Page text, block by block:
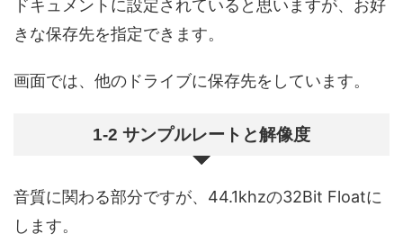
ドキュメントに設定されていると思いますが、お好
きな保存先を指定できます。
画面では、他のドライブに保存先をしています。
1-2 サンプルレートと解像度
音質に関わる部分ですが、44.1khzの32Bit Floatに
します。